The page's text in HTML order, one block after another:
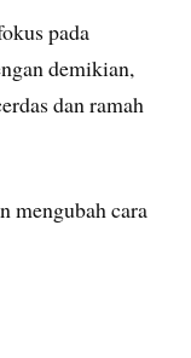
pada
demikian,
dan ramah
mengubah cara